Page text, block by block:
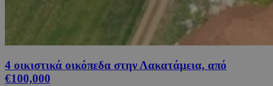
4 οικιστικά οικόπεδα στην Λακατάμεια, από
€100,000